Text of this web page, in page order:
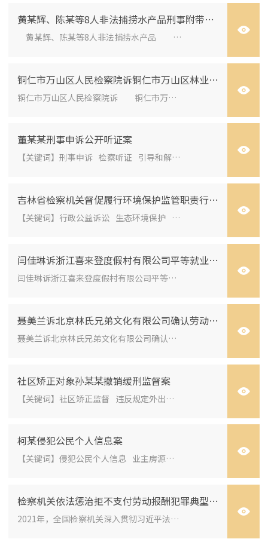
黄某辉、陈某等8人非法捕捞水产品刑事附带民事公益诉讼案
黄某辉、陈某等8人非法捕捞水产品 刑事附带民事公益诉讼案 （最高人民法院审判委员会讨论通过2023年10月20日发布） 关...
铜仁市万山区人民检察院诉铜仁市万山区林业局不履行林业行政管理职责行政公益诉讼案
铜仁市万山区人民检察院诉 铜仁市万山区林业局 不履行林业行政管理职责行政公益诉讼案 （最高人民法院审判委员会讨论通...
董某某刑事申诉公开听证案
【关键词】刑事申诉 检察听证 引导和解 检察建议 能动履职 综合治理【要旨】检察机关办理因民间矛盾、邻里纠纷等引发的...
吉林省检察机关督促履行环境保护监管职责行政公益诉讼案
【关键词】行政公益诉讼 生态环境保护 监督管理职责 抗诉【要旨】《中华人民共和国行政诉讼法》第二十五条第四款中的“监督...
闫佳琳诉浙江喜来登度假村有限公司平等就业权纠纷案
闫佳琳诉浙江喜来登度假村有限公司平等就业权纠纷案 （最高人民法院审判委员会讨论通过2022年7月4日发布） 关键词民事/平等...
聂美兰诉北京林氏兄弟文化有限公司确认劳动关系案
聂美兰诉北京林氏兄弟文化有限公司确认劳动关系案 （最高人民法院审判委员会讨论通过2022年7月4日发布） 关键词民事/确认劳...
社区矫正对象孙某某撤销缓刑监督案
【关键词】社区矫正监督 违反规定外出、出境 调查核实 撤销缓刑【要旨】人民检察院应当加强对社区矫正机构监督管理和教育帮...
柯某侵犯公民个人信息案
【关键词】侵犯公民个人信息 业主房源信息 身份识别 信息主体另行授权【要旨】业主房源信息是房产交易信息和身份识别信息的...
检察机关依法惩治拒不支付劳动报酬犯罪典型案例
2021年，全国检察机关深入贯彻习近平法治思想，全面落实党中央和国务院有关根治欠薪的决策部署，切实开展党史学习教育“检察为民...